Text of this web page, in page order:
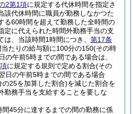
2第1項に規定する代休時間を指定さ
該代休時間に職員が勤務しなかつた
る60時間を超えて勤務した全時間の
定に代えられた時間外勤務手当の支
、当該時間1時間につき、 第17条
たりの給与額に100分の150(その時
の午前5時までの間である場合は、
に規定する規則で定める割合(その
日の午前5時までの間である場合
25を加算した割合)を減じた割合を
勤務手当を支給することを要しな
間45分に達するまでの間の勤務に係